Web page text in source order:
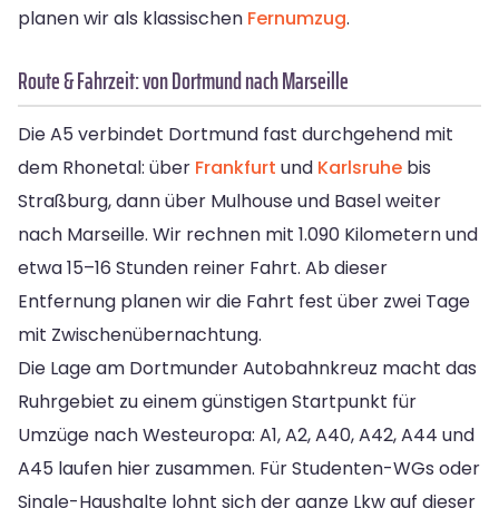
planen wir als klassischen Fernumzug.
Route & Fahrzeit: von Dortmund nach Marseille
Die A5 verbindet Dortmund fast durchgehend mit
dem Rhonetal: über Frankfurt und Karlsruhe bis
Straßburg, dann über Mulhouse und Basel weiter
nach Marseille. Wir rechnen mit 1.090 Kilometern und
etwa 15–16 Stunden reiner Fahrt. Ab dieser
Entfernung planen wir die Fahrt fest über zwei Tage
mit Zwischenübernachtung.
Die Lage am Dortmunder Autobahnkreuz macht das
Ruhrgebiet zu einem günstigen Startpunkt für
Umzüge nach Westeuropa: A1, A2, A40, A42, A44 und
A45 laufen hier zusammen. Für Studenten-WGs oder
Single-Haushalte lohnt sich der ganze Lkw auf dieser